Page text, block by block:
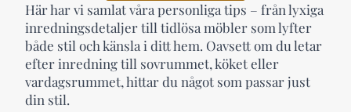
Här har vi samlat våra personliga tips – från lyxiga
inredningsdetaljer till tidlösa möbler som lyfter
både stil och känsla i ditt hem. Oavsett om du letar
efter inredning till sovrummet, köket eller
vardagsrummet, hittar du något som passar just
din stil.